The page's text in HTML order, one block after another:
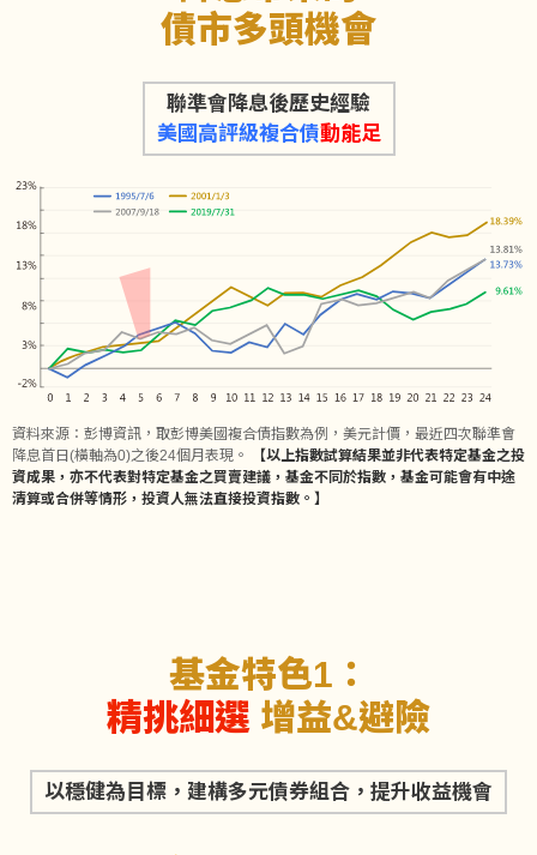
債市多頭機會
聯準會降息後歷史經驗
美國高評級複合債動能足
資料來源：彭博資訊，取彭博美國複合債指數為例，美元計價，最近四次聯準會
降息首日(橫軸為0)之後24個月表現。
【以上指數試算結果並非代表特定基金之投
資成果，亦不代表對特定基金之買賣建議，基金不同於指數，基金可能會有中途
清算或合併等情形，投資人無法直接投資指數。】
基金特色1：
精挑細選 增益&避險
以穩健為目標，建構多元債券組合，提升收益機會